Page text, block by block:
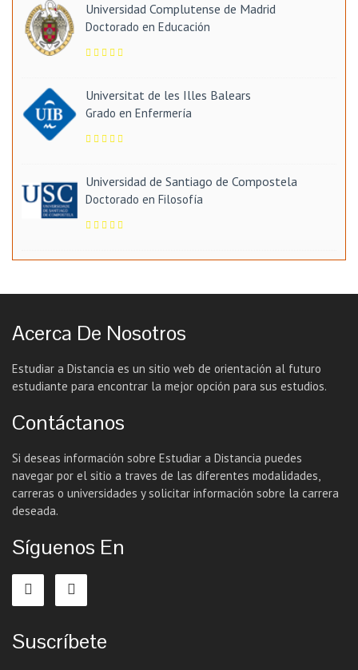
Universidad Complutense de Madrid
Doctorado en Educación
Universitat de les Illes Balears
Grado en Enfermería
Universidad de Santiago de Compostela
Doctorado en Filosofía
Acerca De Nosotros
Estudiar a Distancia es un sitio web de orientación al futuro
estudiante para encontrar la mejor opción para sus estudios.
Contáctanos
Si deseas información sobre Estudiar a Distancia puedes
navegar por el sitio a traves de las diferentes modalidades,
carreras o universidades y solicitar información sobre la carrera
deseada.
Síguenos En
Suscríbete